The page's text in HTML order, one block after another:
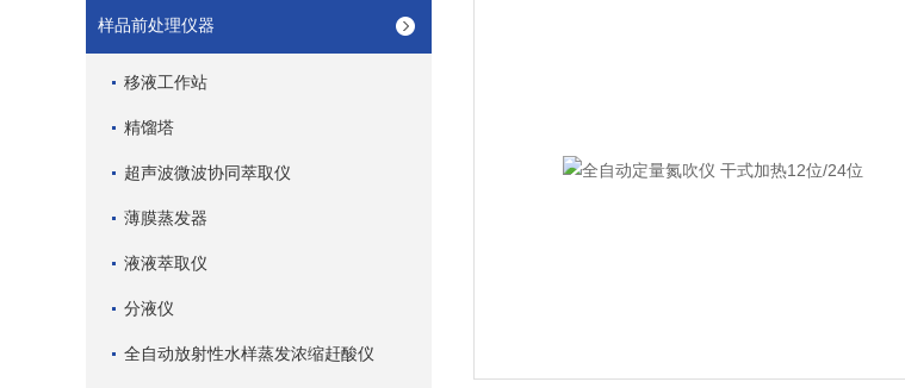
样品前处理仪器
移液工作站
精馏塔
超声波微波协同萃取仪
薄膜蒸发器
液液萃取仪
分液仪
全自动放射性水样蒸发浓缩赶酸仪